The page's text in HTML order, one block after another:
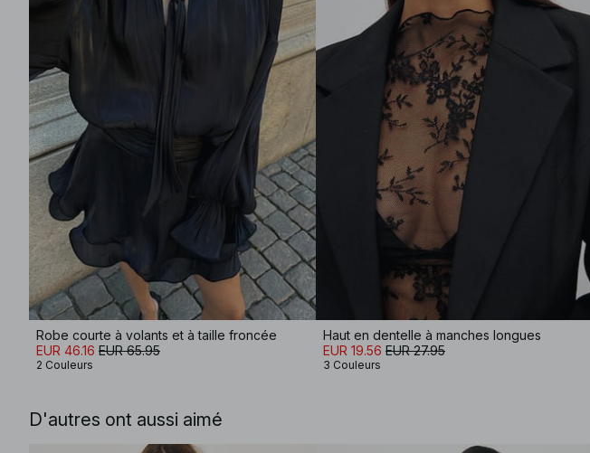
Robe courte à volants et à taille froncée
EUR 46.16 EUR 65.95
2 Couleurs
Haut en dentelle à manches longues
EUR 19.56 EUR 27.95
3 Couleurs
D'autres ont aussi aimé